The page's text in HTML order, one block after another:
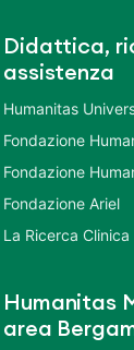
Didattica,
assistenza
Humanitas
Fondazione
Fondazione
Fondazione Ariel
La Ricerca
Humanitas
area